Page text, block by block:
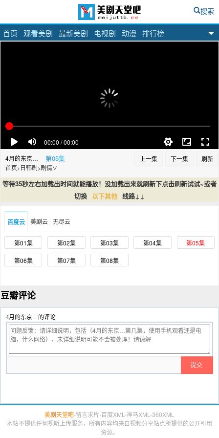
美剧天堂吧
首页 观看美剧 最新美剧 电视剧 动漫 排行榜
搜索
上一集 下一集 刷新
4月的东京… 第05集
首页> 日韩剧>剧情∨
等待35秒左右加载出时间就能播放！没加载出来就刷新下点击刷新试试~或者
切换 以下其他 线路↓↓
百度云 美剧云 无尽云
第01集 第02集 第03集 第04集 第05集
第06集 第07集 第08集
豆瓣评论
4月的东京…的评论
美剧天堂吧-留言求片-百度XML -神马XML -360XML
本站不提供任何视听上传服务，所有内容均来自视频分享站点所提供的公开引用
资源。